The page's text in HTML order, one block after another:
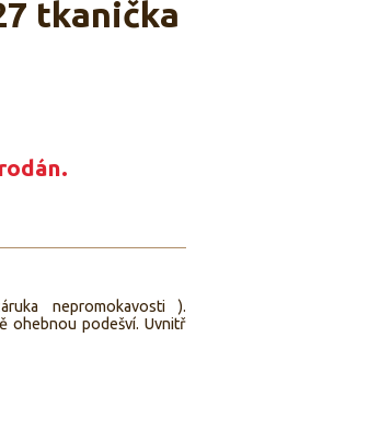
tkanička
nepromokavosti ).
ohebnou podešví. Uvnitř